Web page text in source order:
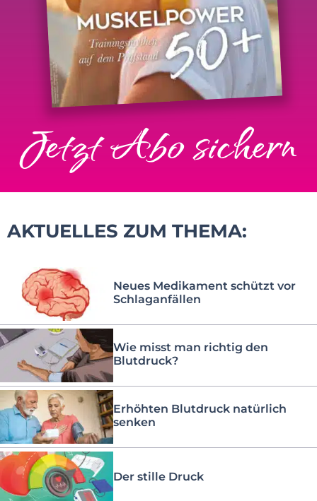
Jetzt Abo sichern
AKTUELLES ZUM THEMA:
Neues Medikament schützt vor
Schlaganfällen
Wie misst man richtig den
Blutdruck?
Erhöhten Blutdruck natürlich
senken
Der stille Druck